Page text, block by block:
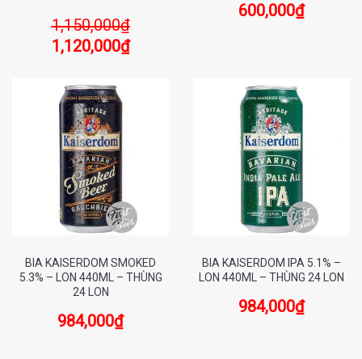
600,000₫
1,150,000₫
1,120,000₫
BIA KAISERDOM IPA 5.1% –
LON 440ML – THÙNG 24 LON
984,000₫
BIA KAISERDOM SMOKED
5.3% – LON 440ML – THÙNG
24 LON
984,000₫